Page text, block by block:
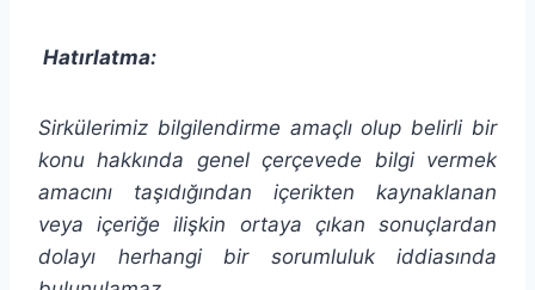
Hatırlatma:
Sirkülerimiz bilgilendirme amaçlı olup belirli bir
konu hakkında genel çerçevede bilgi vermek
amacını taşıdığından içerikten
kaynaklanan
veya içeriğe ilişkin ortaya çıkan sonuçlardan
dolayı herhangi bir sorumluluk iddiasında